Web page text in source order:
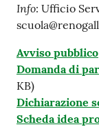
Info: Ufficio
Avviso pubblico
Domanda di
KB)
Dichiarazione
Scheda idea